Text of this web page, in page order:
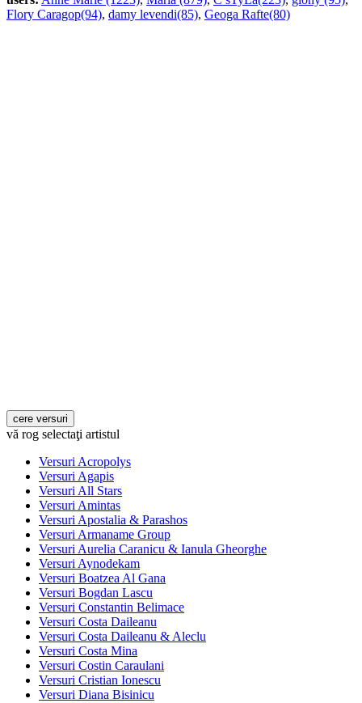
Flory Caragop(94), damy levendi(85), Geoga Rafte(80)
vă rog selectaţi artistul
Versuri Acropolys
Versuri Agapis
Versuri All Stars
Versuri Amintas
Versuri Apostalia & Parashos
Versuri Armaname Group
Versuri Aurelia Caranicu & Ianula Gheorghe
Versuri Aynodekam
Versuri Boatzea Al Gana
Versuri Bogdan Lascu
Versuri Constantin Belimace
Versuri Costa Daileanu
Versuri Costa Daileanu & Aleclu
Versuri Costa Mina
Versuri Costin Caraulani
Versuri Cristian Ionescu
Versuri Diana Bisinicu